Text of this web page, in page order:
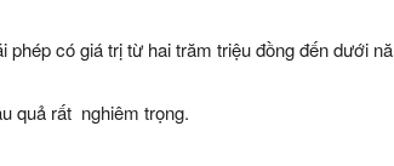
phép có giá trị từ hai trăm triệu đồng đến dưới
quả rất nghiêm trọng.